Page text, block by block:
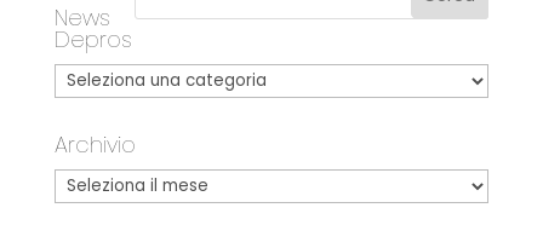
News
Depros
Archivio